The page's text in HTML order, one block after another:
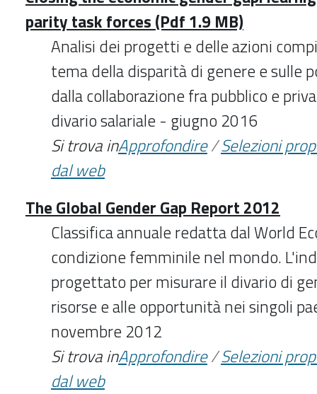
parity task forces (Pdf 1.9 MB)
Analisi dei progetti e delle azioni
tema della disparità di genere e sulle
dalla collaborazione fra pubblico e
divario salariale - giugno 2016
Si trova inApprofondire/Selezioni
dal web
The Global Gender Gap Report 2012
Classifica annuale redatta dal World
condizione femminile nel mondo.
progettato per misurare il divario di
risorse e alle opportunità nei singoli
novembre 2012
Si trova inApprofondire/Selezioni
dal web